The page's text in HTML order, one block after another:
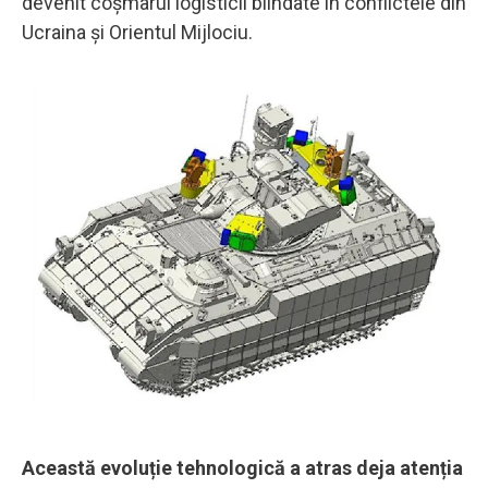
Ucraina și Orientul Mijlociu.
Această evoluție tehnologică a atras deja atenția